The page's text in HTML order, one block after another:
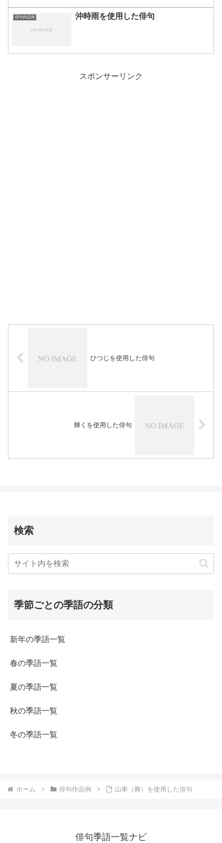
俳句作品例 沖時雨を使用した俳句
スポンサーリンク
ひつじを使用した俳句
輝くを使用した俳句
検索
季節ごとの季語の分類
新年の季語一覧
春の季語一覧
夏の季語一覧
秋の季語一覧
冬の季語一覧
ホーム 俳句作品例 山車（舞）を使用した俳句
俳句季語一覧ナビ